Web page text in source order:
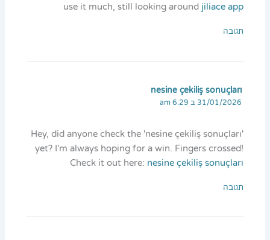
use it much, still looking around jiliace app
תגובה
nesine çekiliş sonuçları
31/01/2026 ב 6:29 am
Hey, did anyone check the 'nesine çekiliş sonuçları'
yet? I'm always hoping for a win. Fingers crossed!
Check it out here: nesine çekiliş sonuçları
תגובה